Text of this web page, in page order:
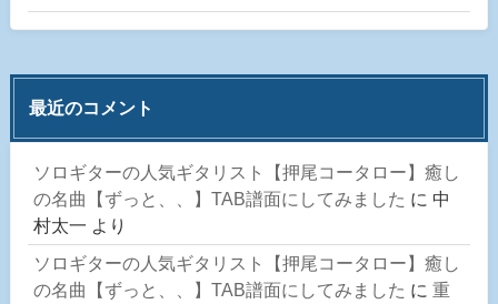
最近のコメント
ソロギターの人気ギタリスト【押尾コータロー】癒し
の名曲【ずっと、、】TAB譜面にしてみました に 中
村太一 より
ソロギターの人気ギタリスト【押尾コータロー】癒し
の名曲【ずっと、、】TAB譜面にしてみました に 重